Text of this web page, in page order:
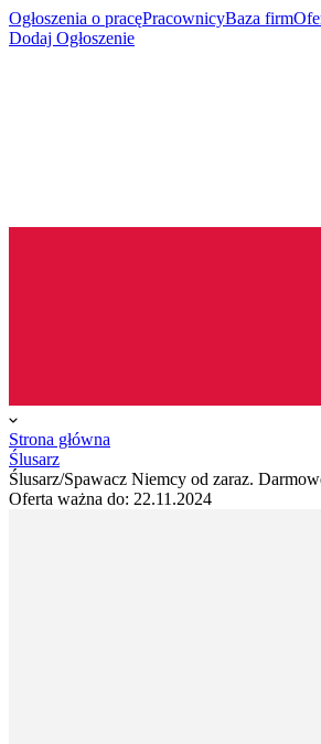
Ogłoszenia o pracęPracownicyBaza firm
Dodaj Ogłoszenie
Strona główna
Ślusarz
Ślusarz/Spawacz Niemcy od zaraz.
Oferta ważna do: 22.11.2024